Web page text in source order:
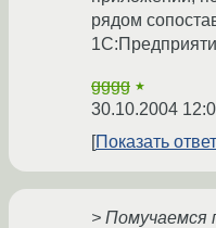
рядом
gggg ★
30.10.2004
Показать
> Помучаемся